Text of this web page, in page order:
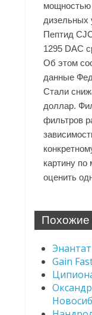
мощностью
дизельных
Пептид
1295 DAC
Об этом
данные
Стали
доллар.
фильтров
картину
оценить
Похожие
Gain